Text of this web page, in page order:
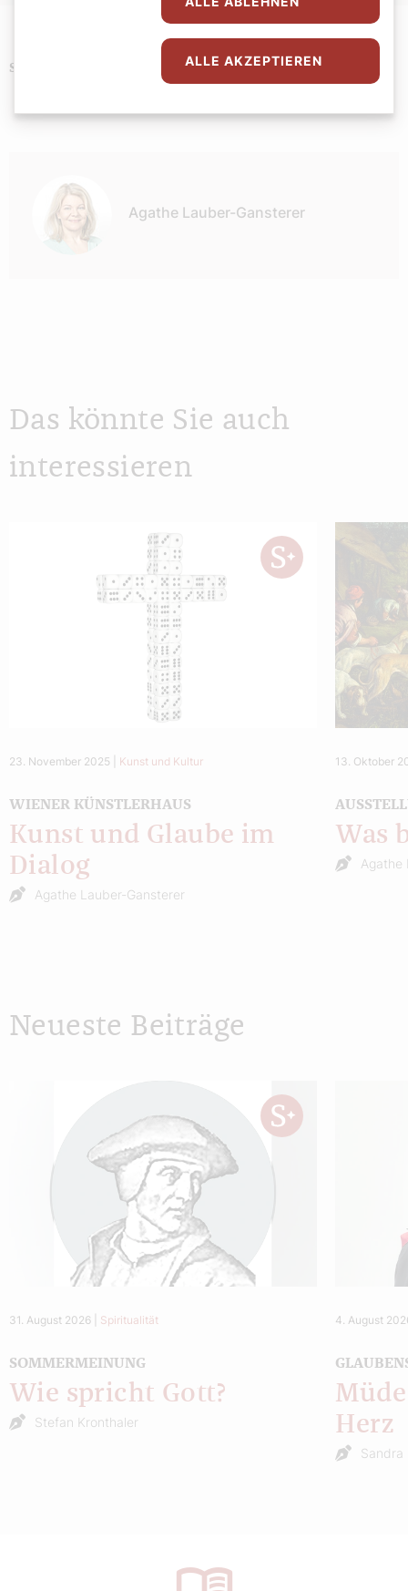
Schlagwörter
Agathe Lauber-Gansterer
Das könnte Sie auch
interessieren
23. November 2025 Kunst und Kultur
WIENER KÜNSTLERHAUS
Kunst und Glaube im
Dialog
Agathe Lauber-Gansterer
13. Oktober
Was
Agathe
Neueste Beiträge
31. August 2026 Spiritualität
SOMMERMEINUNG
Wie spricht Gott?
Stefan Kronthaler
4. August
Herz
Sandra
ALLE AKZEPTIEREN